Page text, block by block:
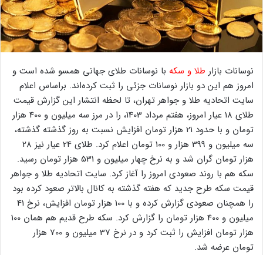
نوسانات بازار طلا و سکه با نوسانات طلای جهانی همسو شده است و
امروز هم این دو بازار نوسانات جزئی را ثبت کرده‌اند. براساس اعلام
سایت اتحادیه طلا و جواهر تهران، تا لحظه انتشار این گزارش قیمت
طلای 18 عیار امروز، هفتم مرداد 1403، را در مرز سه میلیون و 400 هزار
تومان و با حدود 21 هزار تومان افزایش نسبت به روز گذشته گذشته،
سه میلیون و 399 هزار و 100 تومان اعلام کرد. طلای 24 عیار نیز 28
هزار تومان گران شد و به نرخ چهار میلیون و 531 هزار تومان رسید.
سکه هم با روند صعودی امروز را آغاز کرد. سایت اتحادیه طلا و جواهر
قیمت سکه طرح جدید که هفته گذشته به کانال بالاتر صعود کرده بود
را همچنان صعودی گزارش کرده و با 100 هزار تومان افزایش، نرخ 41
میلیون و 400 هزار تومان را گزارش کرد. سکه طرح قدیم هم همان 100
هزار تومان افزایش را ثبت کرد و در نرخ 37 میلیون و 700 هزار
تومان عرضه شد.